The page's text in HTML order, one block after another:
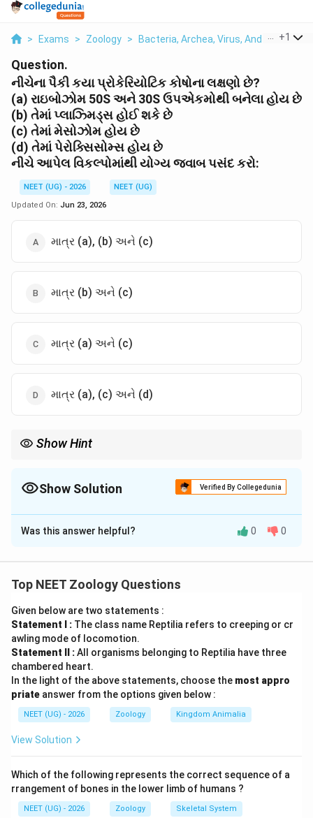
> Exams > Zoology > Bacteria, Archea, Virus, And Their
+1
Question.
નીચેના પૈકી કયા પ્રોકેરિયોટિક કોષોના લક્ષણો છે?
(a) રાઇબોઝોમ 50S અને 30S ઉપએકમોથી બનેલા હોય છે
(b) તેમાં પ્લાઝ્મિડ્સ હોઈ શકે છે
(c) તેમાં મેસોઝોમ હોય છે
(d) તેમાં પેરોક્સિસોમ્સ હોય છે
નીચે આપેલ વિકલ્પોમાંથી યોગ્ય જવાબ પસંદ કરો:
NEET (UG) - 2026
NEET (UG)
Updated On: Jun 23, 2026
માત્ર (a), (b) અને (c)
માત્ર (b) અને (c)
માત્ર (a) અને (c)
માત્ર (a), (c) અને (d)
Show Hint
Show Solution Verified By Collegedunia
The Correct Option isA
Solution and Explanation
પ્રોકેરિયોટિક કોષોની રચના અને અંગિકાઓ.
Step 2: Detailed Explanation:
પ્રોકેરિયોટિક કોષોમાં 70S (50S+30S) રાઇબોઝોમ હોય છે,
વધારાના DNA તરીકે પ્લાઝ્મિડ્સ હોય છે, અને કોષરસપટલના
ગડીદાર ભાગ મેસોઝોમ હોય છે. પેરોક્સિસોમ્સ ફક્ત
યુકેરિયોટિક કોષોમાં જોવા મળે છે.
Step 3: Final Answer:
માત્ર (a), (b) અને (c) સાચા લક્ષણો છે.
Download Solution in PDF
Was this answer helpful? 0 0
Top NEET Zoology Questions
Given below are two statements :
Statement I : The class name Reptilia refers to creeping or cr
awling mode of locomotion.
Statement II :All organisms belonging to Reptilia have three
chambered heart.
In the light of the above statements, choose the most appro
priate answer from the options given below :
NEET (UG) - 2026 Zoology Kingdom Animalia
View Solution
Which of the following represents the correct sequence of a
rrangement of bones in the lower limb of humans ?
NEET (UG) - 2026 Zoology Skeletal System